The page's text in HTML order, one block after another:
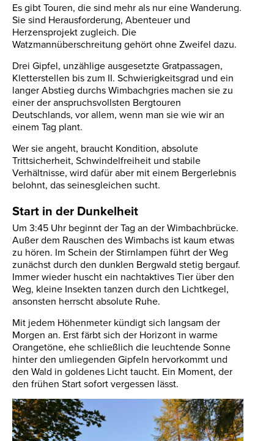
Es gibt Touren, die sind mehr als nur eine Wanderung.
Sie sind Herausforderung, Abenteuer und
Herzensprojekt zugleich. Die
Watzmannüberschreitung gehört ohne Zweifel dazu.
Drei Gipfel, unzählige ausgesetzte Gratpassagen,
Kletterstellen bis zum II. Schwierigkeitsgrad und ein
langer Abstieg durchs Wimbachgries machen sie zu
einer der anspruchsvollsten Bergtouren
Deutschlands, vor allem, wenn man sie wie wir an
einem Tag plant.
Wer sie angeht, braucht Kondition, absolute
Trittsicherheit, Schwindelfreiheit und stabile
Verhältnisse, wird dafür aber mit einem Bergerlebnis
belohnt, das seinesgleichen sucht.
Start in der Dunkelheit
Um 3:45 Uhr beginnt der Tag an der Wimbachbrücke.
Außer dem Rauschen des Wimbachs ist kaum etwas
zu hören. Im Schein der Stirnlampen führt der Weg
zunächst durch den dunklen Bergwald stetig bergauf.
Immer wieder huscht ein nachtaktives Tier über den
Weg, kleine Insekten tanzen durch den Lichtkegel,
ansonsten herrscht absolute Ruhe.
Mit jedem Höhenmeter kündigt sich langsam der
Morgen an. Erst färbt sich der Horizont in warme
Orangetöne, ehe schließlich die leuchtende Sonne
hinter den umliegenden Gipfeln hervorkommt und
den Wald in goldenes Licht taucht. Ein Moment, der
den frühen Start sofort vergessen lässt.